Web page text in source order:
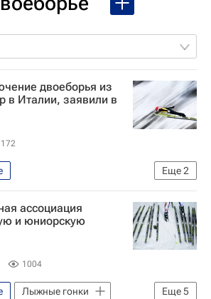
двоеборья из
в Италии, заявили в
172
Еще2
комитет (МОК)
игры 2026
ассоциация
и юниорскую
1004
Еще5
Лыжные гонки